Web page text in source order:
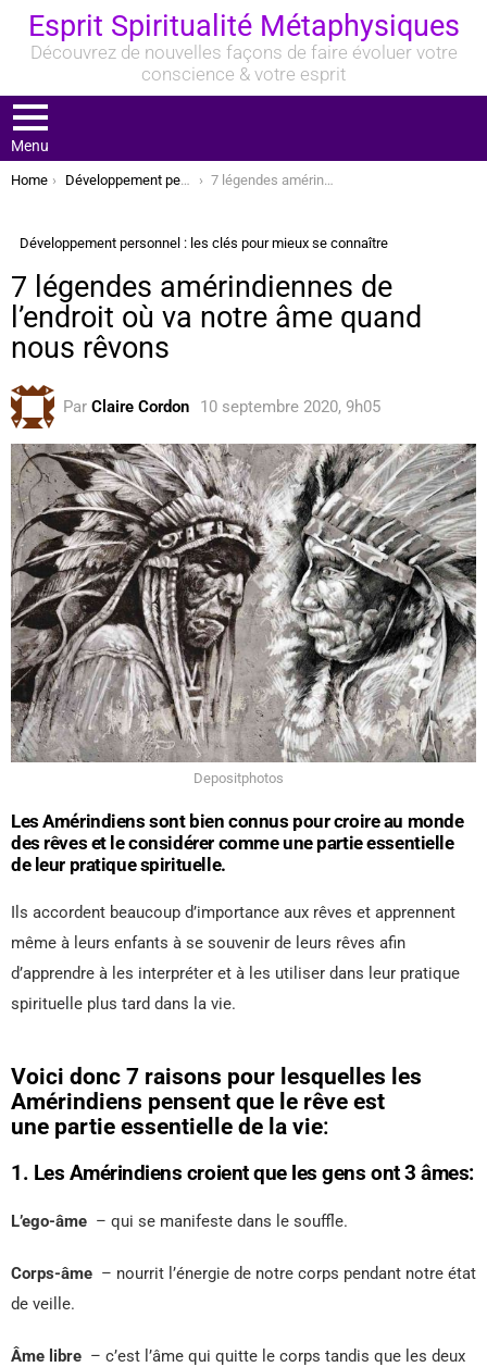
Esprit Spiritualité Métaphysiques
Découvrez de nouvelles façons de faire évoluer votre
conscience & votre esprit
Menu
You are here:
Home Développement personnel : les clés pour mieux se connaître 7 légendes amérindiennes de l’endroit où va notre âme quand nous rêvons
Développement personnel : les clés pour mieux se connaître
7 légendes amérindiennes de
l’endroit où va notre âme quand
nous rêvons
Par Claire Cordon 10 septembre 2020, 9h05
Depositphotos
Les Amérindiens sont bien connus pour croire au monde
des rêves et le considérer comme une partie essentielle
de leur pratique spirituelle.
Ils accordent beaucoup d’importance aux rêves et apprennent
même à leurs enfants à se souvenir de leurs rêves afin
d’apprendre à les interpréter et à les utiliser dans leur pratique
spirituelle plus tard dans la vie.
Voici donc 7 raisons pour lesquelles les
Amérindiens pensent que le rêve est
une partie essentielle de la vie:
1. Les Amérindiens croient que les gens ont 3 âmes:
L’ego-âme – qui se manifeste dans le souffle.
Corps-âme – nourrit l’énergie de notre corps pendant notre état
de veille.
Âme libre – c’est l’âme qui quitte le corps tandis que les deux